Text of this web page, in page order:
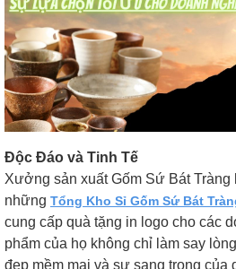
Độc Đáo và Tinh Tế
Xưởng sản xuất Gốm Sứ Bát Tràng
những Tổng Kho Sỉ Gốm Sứ Bát
cung cấp quà tặng in logo cho các
phẩm của họ không chỉ làm say
đẹp mềm mại và sự sang trọng